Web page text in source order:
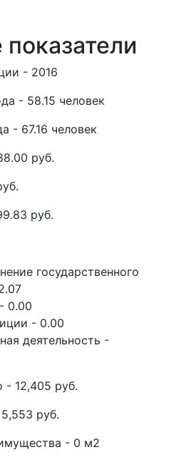
- 2016
- 58.15 человек
- 67.16 человек
руб.
руб.
государственного
0.00
- 0.00
деятельность -
12,405 руб.
руб.
- 0 м2